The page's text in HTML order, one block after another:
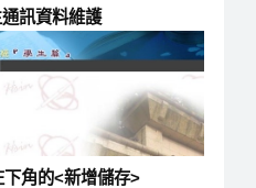
訊資料維護
角的<新增儲存>